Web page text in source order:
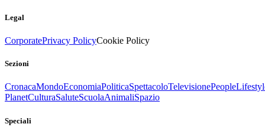
Legal
CorporatePrivacy PolicyCookie Policy
Sezioni
CronacaMondoEconomiaPoliticaSpettacoloTelevisionePeople
PlanetCulturaSaluteScuolaAnimaliSpazio
Speciali